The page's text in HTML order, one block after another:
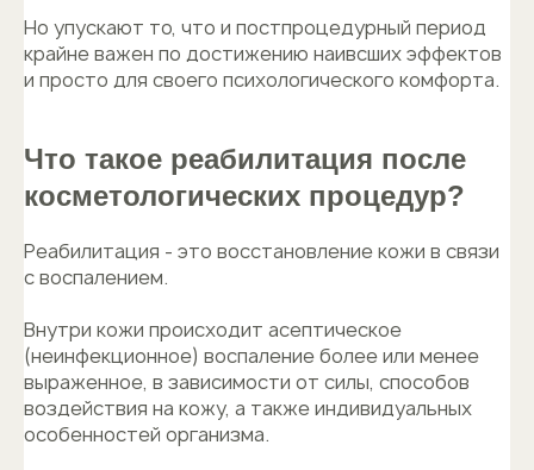
Но упускают то, что и постпроцедурный период
крайне важен по достижению наивсших эффектов
и просто для своего психологического комфорта.
Что такое реабилитация после
косметологических процедур?
Реабилитация - это восстановление кожи в связи
с воспалением.
Внутри кожи происходит асептическое
(неинфекционное) воспаление более или менее
выраженное, в зависимости от силы, способов
воздействия на кожу, а также индивидуальных
особенностей организма.